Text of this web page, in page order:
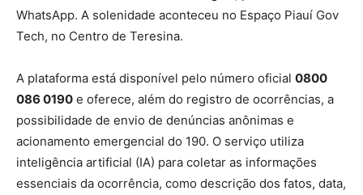
WhatsApp. A solenidade aconteceu no Espaço Piauí Gov
Tech, no Centro de Teresina.
A plataforma está disponível pelo número oficial 0800
086 0190 e oferece, além do registro de ocorrências, a
possibilidade de envio de denúncias anônimas e
acionamento emergencial do 190. O serviço utiliza
inteligência artificial (IA) para coletar as informações
essenciais da ocorrência, como descrição dos fatos, data,